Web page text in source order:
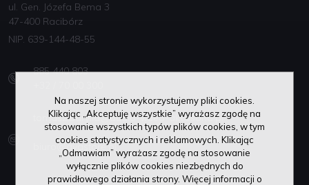
ul. Gen. Józefa Bema 3
47-400 Racibórz
NIP. 639-144-48-55
885 440 803
tomasz.barylla@audio-video-akcesoria.pl
biuro@avastore.pl
Na naszej stronie wykorzystujemy pliki cookies.
Klikając „Akceptuję wszystkie” wyrażasz zgodę na
stosowanie wszystkich typów plików cookies, w tym
cookies statystycznych i reklamowych. Klikając
„Odmawiam” wyrażasz zgodę na stosowanie
wyłącznie plików cookies niezbędnych do
prawidłowego działania strony. Więcej informacji o